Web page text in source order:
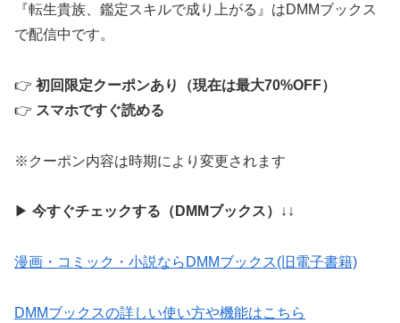
『転生貴族、鑑定スキルで成り上がる』はDMMブックス
で配信中です。
👉 初回限定クーポンあり（現在は最大70%OFF）
👉 スマホですぐ読める
※クーポン内容は時期により変更されます
▶ 今すぐチェックする（DMMブックス） ↓↓
漫画・コミック・小説ならDMMブックス(旧電子書籍)
DMMブックスの詳しい使い方や機能はこちら